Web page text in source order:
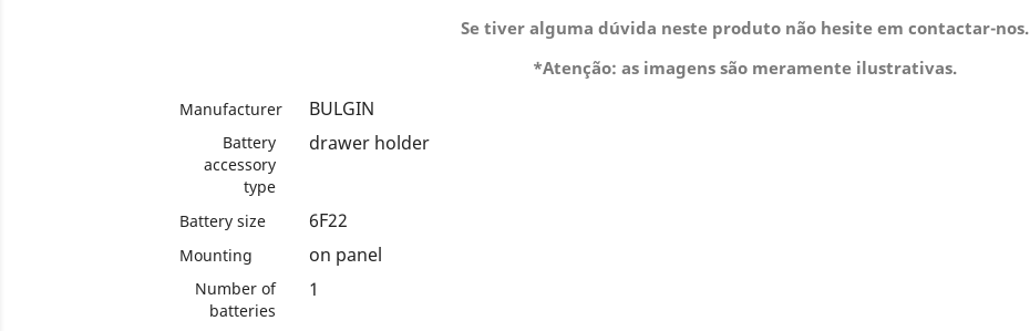
Se tiver alguma dúvida neste produto não hesite em contactar-nos.
*Atenção: as imagens são meramente ilustrativas.
Manufacturer BULGIN
Battery
accessory
type
drawer holder
Battery size 6F22
Mounting on panel
Number of
batteries
1